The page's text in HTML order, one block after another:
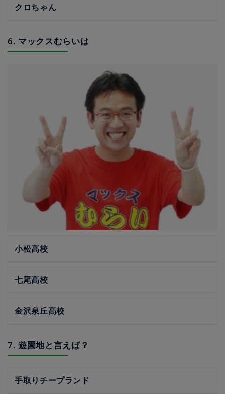
クロちゃん
6. マックスむらいは
小松高校
七尾高校
金沢泉丘高校
7. 遊園地と言えば？
手取りチープランド